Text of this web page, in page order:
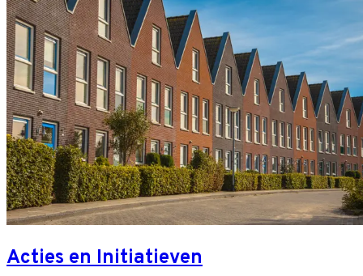
Acties en Initiatieven